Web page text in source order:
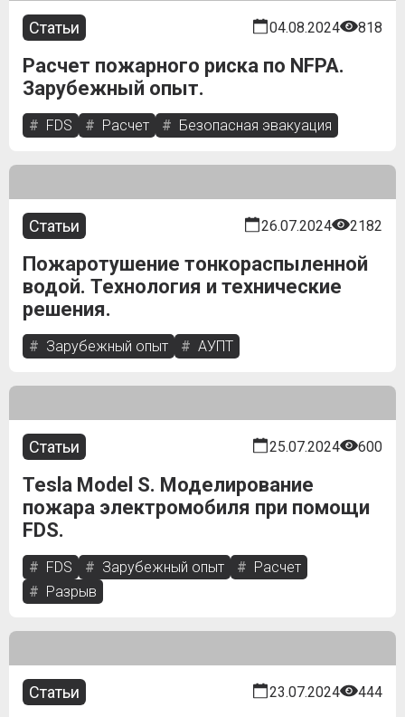
Статьи 04.08.2024 818
Расчет пожарного риска по NFPA.
Зарубежный опыт.
FDS Расчет Безопасная эвакуация
Статьи 26.07.2024 2182
Пожаротушение тонкораспыленной
водой. Технология и технические
решения.
Зарубежный опыт АУПТ
Статьи 25.07.2024 600
Tesla Model S. Моделирование
пожара электромобиля при помощи
FDS.
FDS Зарубежный опыт
Расчет
Разрыв
Статьи 23.07.2024 444